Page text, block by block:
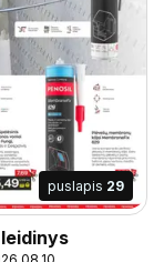
puslapis 29